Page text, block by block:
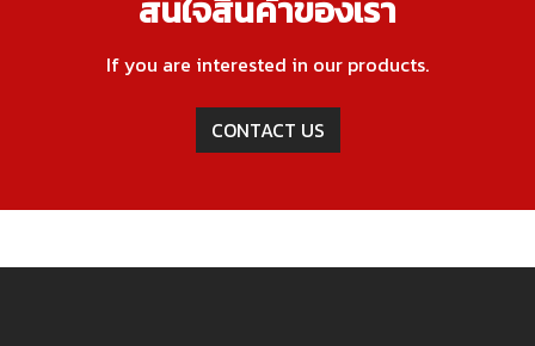
If you are interested in our products.
CONTACT US